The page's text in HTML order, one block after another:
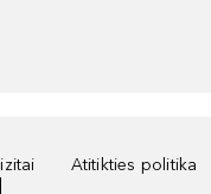
Atitikties politika